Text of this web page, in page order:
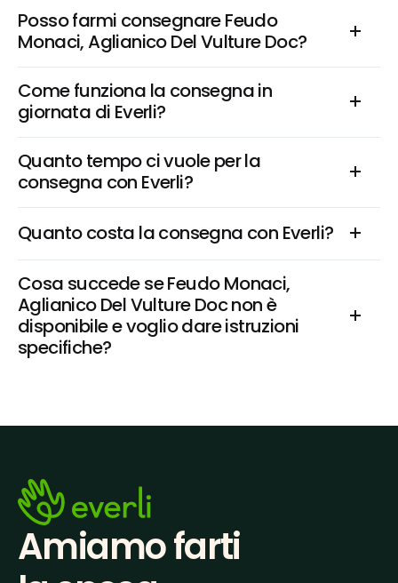
Posso farmi consegnare Feudo
Monaci, Aglianico Del Vulture Doc?
Come funziona la consegna in
giornata di Everli?
Quanto tempo ci vuole per la
consegna con Everli?
Quanto costa la consegna con Everli?
Cosa succede se Feudo Monaci,
Aglianico Del Vulture Doc non è
disponibile e voglio dare istruzioni
specifiche?
Amiamo farti